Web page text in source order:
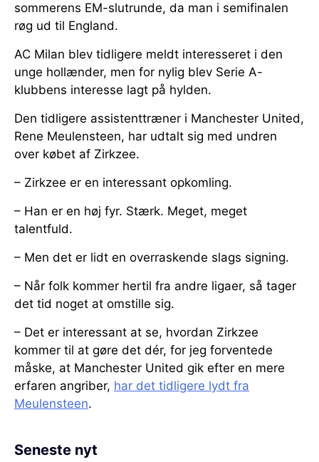
sommerens EM-slutrunde, da man i semifinalen
røg ud til England.
AC Milan blev tidligere meldt interesseret i den
unge hollænder, men for nylig blev Serie A-
klubbens interesse lagt på hylden.
Den tidligere assistenttræner i Manchester United,
Rene Meulensteen, har udtalt sig med undren
over købet af Zirkzee.
– Zirkzee er en interessant opkomling.
– Han er en høj fyr. Stærk. Meget, meget
talentfuld.
– Men det er lidt en overraskende slags signing.
– Når folk kommer hertil fra andre ligaer, så tager
det tid noget at omstille sig.
– Det er interessant at se, hvordan Zirkzee
kommer til at gøre det dér, for jeg forventede
måske, at Manchester United gik efter en mere
erfaren angriber, har det tidligere lydt fra
Meulensteen.
Seneste nyt